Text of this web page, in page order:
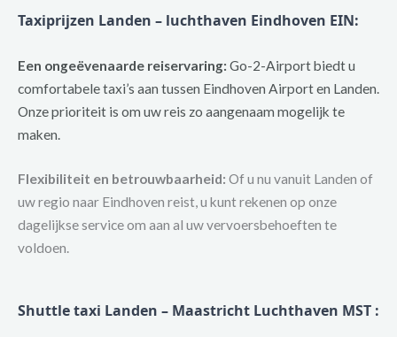
Taxiprijzen Landen – luchthaven Eindhoven EIN:
Een ongeëvenaarde reiservaring: Go-2-Airport biedt u
comfortabele taxi’s aan tussen Eindhoven Airport en Landen.
Onze prioriteit is om uw reis zo aangenaam mogelijk te
maken.
Flexibiliteit en betrouwbaarheid: Of u nu vanuit Landen of
uw regio naar Eindhoven reist, u kunt rekenen op onze
dagelijkse service om aan al uw vervoersbehoeften te
voldoen.
Shuttle taxi Landen – Maastricht Luchthaven MST :